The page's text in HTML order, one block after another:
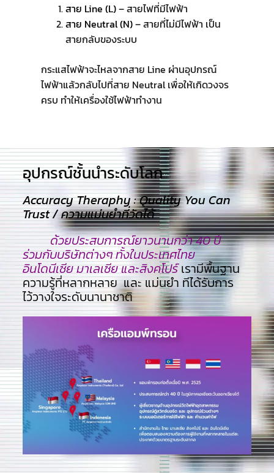
สาย Line (L)– สายไฟที่มีไฟฟ้า
สาย Neutral (N)– สายที่ไม่มีไฟฟ้า เป็น
สายกลับของระบบ
กระแสไฟฟ้าจะไหลจากสาย Line ผ่านอุปกรณ์
ไฟฟ้าแล้วกลับไปที่สาย Neutral เพื่อให้เกิดวงจร
ครบ ทำให้เครื่องใช้ไฟฟ้าทำงาน
อุปกรณ์ชั้นนำระดับโลก​
Accuracy Theraphy : Quality You Can
Trust / ความแม่นยำที่วัดได้
ด้วยประสบการณ์ยาวนานกว่า 40 ปี
ร่วมกับบริษัทต่างๆ ทั้งในประเทศไทย
อินโดนีเซีย มาเลเซีย และสิงคโปร์เรามีพื้นฐาน
ความรู้ที่หลากหลาย และ แม่นยำ ทีไ่ด้รับการ
ไว้วางใจระดับนานาชาติ